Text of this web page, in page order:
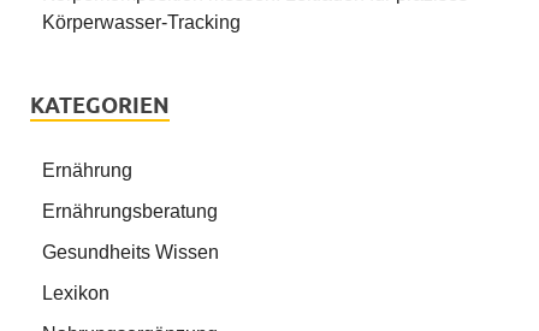
Körperwasser-Tracking
KATEGORIEN
Ernährung
Ernährungsberatung
Gesundheits Wissen
Lexikon